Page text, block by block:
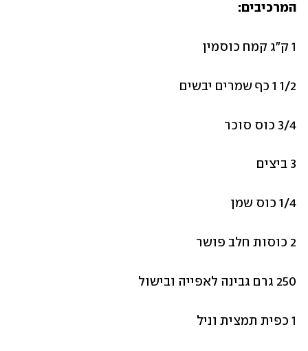
המרכיבים:
1 ק"ג קמח כוסמין
1/2 1 כף שמרים יבשים
3/4 כוס סוכר
3 ביצים
1/4 כוס שמן
2 כוסות חלב פושר
250 גרם גבינה לאפייה ובישול
1 כפית תמצית וניל